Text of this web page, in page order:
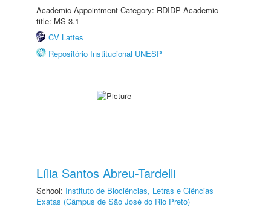
Academic Appointment Category: RDIDP Academic
title: MS-3.1
CV Lattes
Repositório Institucional UNESP
Lília Santos Abreu-Tardelli
School: Instituto de Biociências, Letras e Ciências
Exatas (Câmpus de São José do Rio Preto)